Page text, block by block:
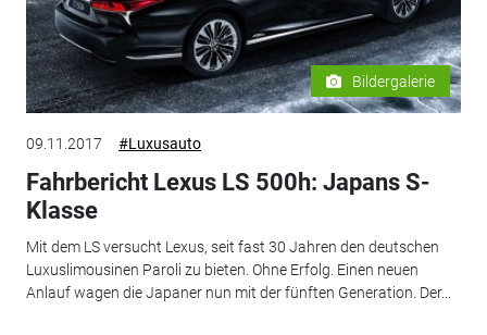
Bildergalerie
09.11.2017 #Luxusauto
Fahrbericht Lexus LS 500h: Japans S-
Klasse
Mit dem LS versucht Lexus, seit fast 30 Jahren den deutschen
Luxuslimousinen Paroli zu bieten. Ohne Erfolg. Einen neuen
Anlauf wagen die Japaner nun mit der fünften Generation. Der...